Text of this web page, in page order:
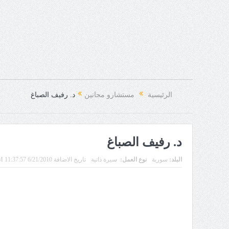
الرئيسية مستشارو مجانين د. رفيف الصباغ
د. رفيف الصباغ
البلد: سورية نوع العمل: سيرة ذاتية تاريخ الاضافة 6/21/2010 11:37:57 PM